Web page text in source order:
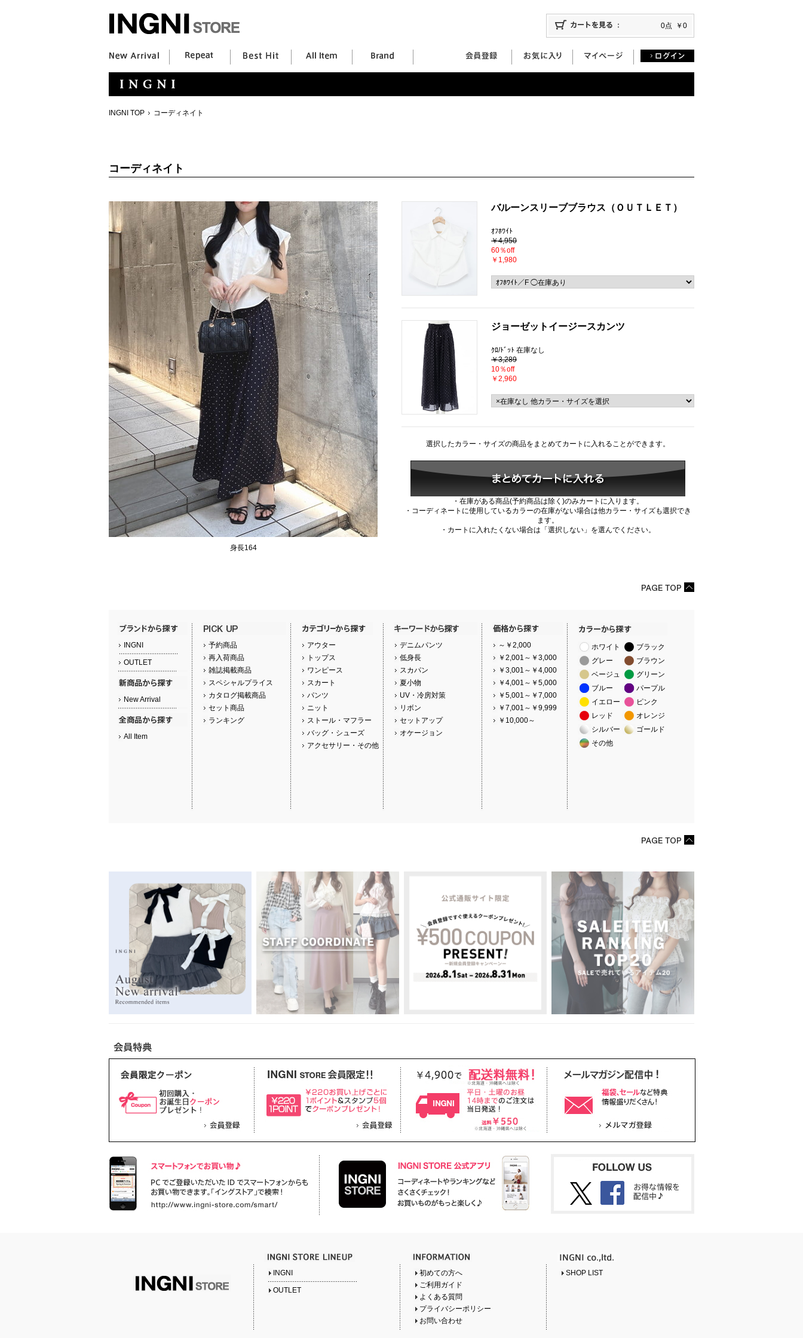
0点 ￥0
INGNI TOP コーディネイト
コーディネイト
身長164
バルーンスリーブブラウス（ＯＵＴＬＥＴ）
ｵﾌﾎﾜｲﾄ
￥4,950
60％off
￥1,980
ジョーゼットイージースカンツ
ｸﾛ/ﾄﾞｯﾄ 在庫なし
￥3,289
10％off
￥2,960
選択したカラー・サイズの商品をまとめてカートに入れることができます。
・在庫がある商品(予約商品は除く)のみカートに入ります。
・コーディネートに使用しているカラーの在庫がない場合は他カラー・サイズも選択でき
ます。
・カートに入れたくない場合は「選択しない」を選んでください。
INGNI
OUTLET
New Arrival
All Item
予約商品
再入荷商品
雑誌掲載商品
スペシャルプライス
カタログ掲載商品
セット商品
ランキング
アウター
トップス
ワンピース
スカート
パンツ
ニット
ストール・マフラー
バッグ・シューズ
アクセサリー・その他
デニムパンツ
低身長
スカパン
夏小物
UV・冷房対策
リボン
セットアップ
オケージョン
～￥2,000
￥2,001～￥3,000
￥3,001～￥4,000
￥4,001～￥5,000
￥5,001～￥7,000
￥7,001～￥9,999
￥10,000～
ホワイト
ブラック
グレー
ブラウン
ベージュ
グリーン
ブルー
パープル
イエロー
ピンク
レッド
オレンジ
シルバー
ゴールド
その他
INGNI
OUTLET
初めての方へ
ご利用ガイド
よくある質問
プライバシーポリシー
お問い合わせ
SHOP LIST